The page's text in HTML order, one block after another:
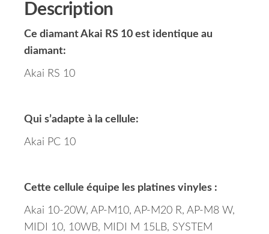
Description
Ce diamant Akai RS 10 est identique au
diamant:
Akai RS 10
Qui s’adapte à la cellule:
Akai PC 10
Cette cellule équipe les platines vinyles :
Akai 10-20W, AP-M10, AP-M20 R, AP-M8 W,
MIDI 10, 10WB, MIDI M 15LB, SYSTEM